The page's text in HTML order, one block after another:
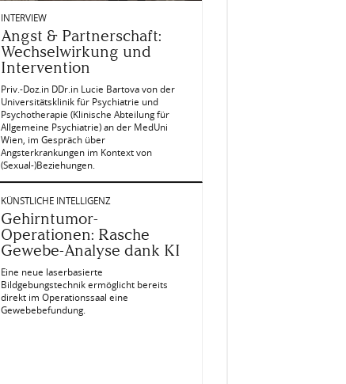
INTERVIEW
Angst & Partnerschaft:
Wechselwirkung und
Intervention
Priv.-Doz.in DDr.in Lucie Bartova von der
Universitätsklinik für Psychiatrie und
Psychotherapie (Klinische Abteilung für
Allgemeine Psychiatrie) an der MedUni
Wien, im Gespräch über
Angsterkrankungen im Kontext von
(Sexual-)Beziehungen.
KÜNSTLICHE INTELLIGENZ
Gehirntumor-
Operationen: Rasche
Gewebe-Analyse dank KI
Eine neue laserbasierte
Bildgebungstechnik ermöglicht bereits
direkt im Operationssaal eine
Gewebebefundung.